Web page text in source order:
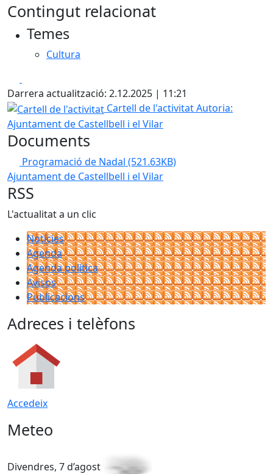
Contingut relacionat
Temes
Cultura
Darrera actualització: 2.12.2025 | 11:21
Cartell de l'activitat
Cartell de l'activitatAutoria:
Ajuntament de Castellbell i el Vilar
Documents
Programació de Nadal (521.63KB)
Ajuntament de Castellbell i el Vilar
RSS
L'actualitat a un clic
Notícies
Agenda
Agenda política
Avisos
Publicacions
Adreces i telèfons
Accedeix
Meteo
Divendres, 7 d’agost